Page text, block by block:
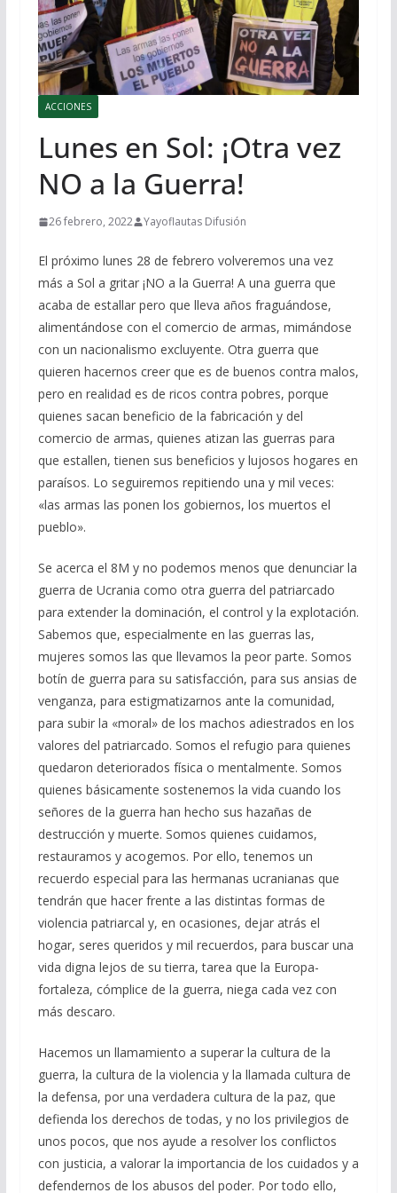
ACCIONES
Lunes en Sol: ¡Otra vez
NO a la Guerra!
26 febrero, 2022 Yayoflautas Difusión
El próximo lunes 28 de febrero volveremos una vez
más a Sol a gritar ¡NO a la Guerra! A una guerra que
acaba de estallar pero que lleva años fraguándose,
alimentándose con el comercio de armas, mimándose
con un nacionalismo excluyente. Otra guerra que
quieren hacernos creer que es de buenos contra malos,
pero en realidad es de ricos contra pobres, porque
quienes sacan beneficio de la fabricación y del
comercio de armas, quienes atizan las guerras para
que estallen, tienen sus beneficios y lujosos hogares en
paraísos. Lo seguiremos repitiendo una y mil veces:
«las armas las ponen los gobiernos, los muertos el
pueblo».
Se acerca el 8M y no podemos menos que denunciar la
guerra de Ucrania como otra guerra del patriarcado
para extender la dominación, el control y la explotación.
Sabemos que, especialmente en las guerras las,
mujeres somos las que llevamos la peor parte. Somos
botín de guerra para su satisfacción, para sus ansias de
venganza, para estigmatizarnos ante la comunidad,
para subir la «moral» de los machos adiestrados en los
valores del patriarcado. Somos el refugio para quienes
quedaron deteriorados física o mentalmente. Somos
quienes básicamente sostenemos la vida cuando los
señores de la guerra han hecho sus hazañas de
destrucción y muerte. Somos quienes cuidamos,
restauramos y acogemos. Por ello, tenemos un
recuerdo especial para las hermanas ucranianas que
tendrán que hacer frente a las distintas formas de
violencia patriarcal y, en ocasiones, dejar atrás el
hogar, seres queridos y mil recuerdos, para buscar una
vida digna lejos de su tierra, tarea que la Europa-
fortaleza, cómplice de la guerra, niega cada vez con
más descaro.
Hacemos un llamamiento a superar la cultura de la
guerra, la cultura de la violencia y la llamada cultura de
la defensa, por una verdadera cultura de la paz, que
defienda los derechos de todas, y no los privilegios de
unos pocos, que nos ayude a resolver los conflictos
con justicia, a valorar la importancia de los cuidados y a
defendernos de los abusos del poder. Por todo ello,